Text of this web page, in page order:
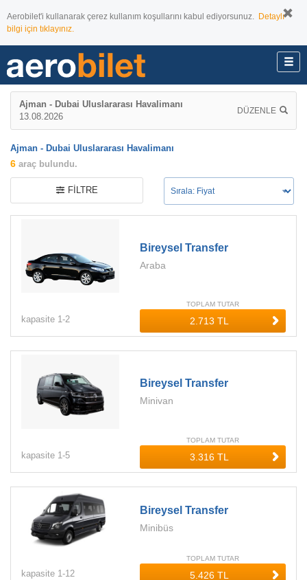
Aerobilet'i kullanarak çerez kullanım koşullarını kabul ediyorsunuz. Detaylı
bilgi için tıklayınız.
Ajman - Dubai Uluslararası Havalimanı
13.08.2026
DÜZENLE
Ajman - Dubai Uluslararası Havalimanı
6 araç bulundu.
FILTRE
Bireysel Transfer
Araba
kapasite 1-2
TOPLAM TUTAR
Bireysel Transfer
Minivan
kapasite 1-5
TOPLAM TUTAR
Bireysel Transfer
Minibüs
kapasite 1-12
TOPLAM TUTAR